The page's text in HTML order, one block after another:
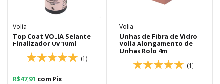
Volia
Top Coat VOLIA Selante
Finalizador Uv 10ml
(1)
R$47,91 com Pix
Volia
Unhas de Fibra de Vidro
Volia Alongamento de
Unhas Rolo 4m
(1)